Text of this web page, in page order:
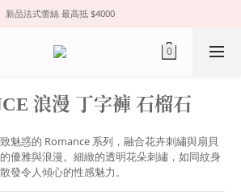
新品法式蕾絲 最高抵 $4000
浪漫 丁字褲 石榴石
魅惑的 Romance 系列，融合花卉刺繡與扇貝
優雅與浪漫。細緻的透明花朵刺繡，如同紋身
發令人傾心的性感魅力。